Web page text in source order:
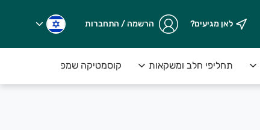
לאן מגיעים? הרשמה / התחברות
תחליפי חלב ומשקאות קוסמטיקה שמפו וסבונים